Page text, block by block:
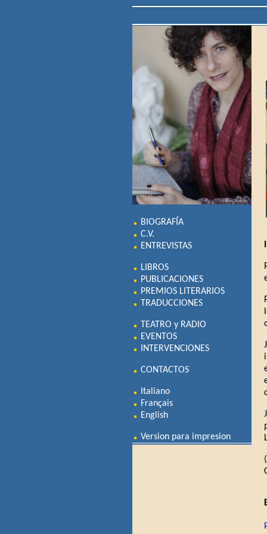
BIOGRAFÍA
C.V.
ENTREVISTAS
LIBROS
PUBLICACIONES
PREMIOS LITERARIOS
TRADUCCIONES
TEATRO y RADIO
EVENTOS
INTERVENCIONES
CONTACTOS
Italiano
Français
English
Version para impresion